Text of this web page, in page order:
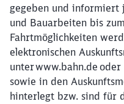
gegeben und informiert
und Bauarbeiten bis
Fahrtmöglichkeiten
elektronischen
unter www.bahn.de
sowie in den
hinterlegt bzw. sind für